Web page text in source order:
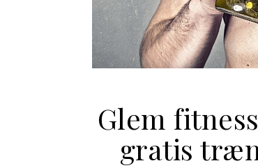
Glem
gratis